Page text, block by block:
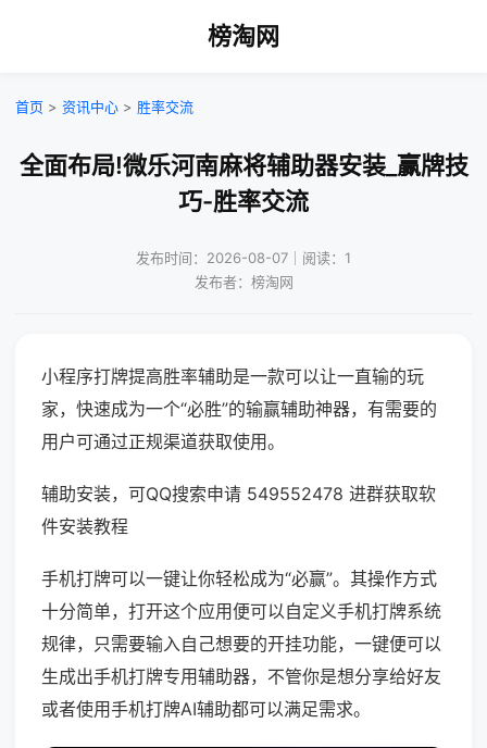
榜淘网
首页 > 资讯中心 > 胜率交流
全面布局!微乐河南麻将辅助器安装_赢牌技
巧-胜率交流
发布时间：2026-08-07｜阅读：1
发布者：榜淘网
小程序打牌提高胜率辅助是一款可以让一直输的玩
家，快速成为一个“必胜”的输赢辅助神器，有需要的
用户可通过正规渠道获取使用。
辅助安装，可QQ搜索申请 549552478 进群获取软
件安装教程
手机打牌可以一键让你轻松成为“必赢”。其操作方式
十分简单，打开这个应用便可以自定义手机打牌系统
规律，只需要输入自己想要的开挂功能，一键便可以
生成出手机打牌专用辅助器，不管你是想分享给好友
或者使用手机打牌AI辅助都可以满足需求。